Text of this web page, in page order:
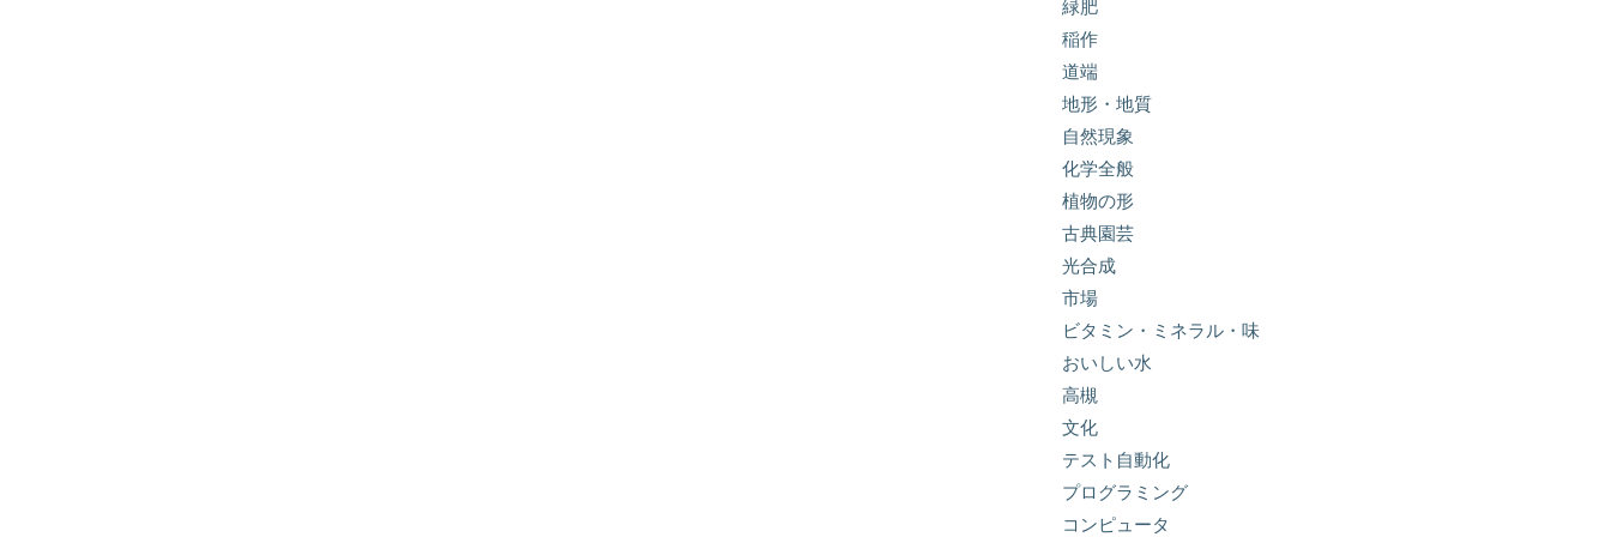
緑肥
稲作
道端
地形・地質
自然現象
化学全般
植物の形
古典園芸
光合成
市場
ビタミン・ミネラル・味
おいしい水
高槻
文化
テスト自動化
プログラミング
コンピュータ